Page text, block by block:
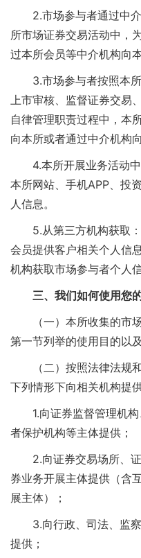
2.市场参与者通过中介
所市场证券交易活动中，
过本所会员等中介机构向
3.市场参与者按照本所
上市审核、监督证券交易
自律管理职责过程中，本
向本所或者通过中介机构
4.本所开展业务活动中
本所网站、手机APP、投
人信息。
5.从第三方机构获取：
会员提供客户相关个人信
机构获取市场参与者个人信
三、我们如何使用您
（一）本所收集的市场
第一节列举的使用目的以
（二）按照法律法规和
下列情形下向相关机构提
1.向证券监督管理机构
者保护机构等主体提供；
2.向证券交易场所、证
券业务开展主体提供（含
展主体）；
3.向行政、司法、监察
提供；